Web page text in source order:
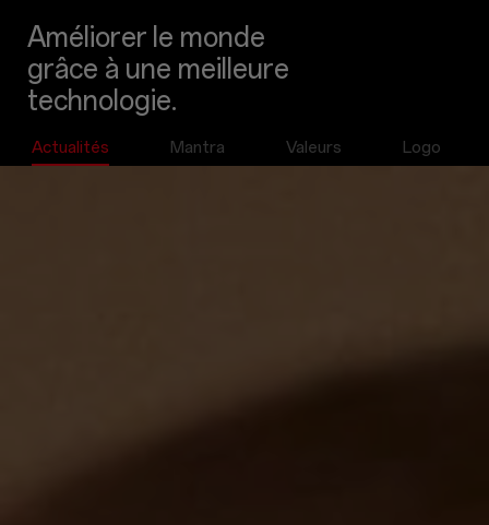
Améliorer le monde
grâce à une meilleure
technologie.
Actualités Mantra Valeurs Logo